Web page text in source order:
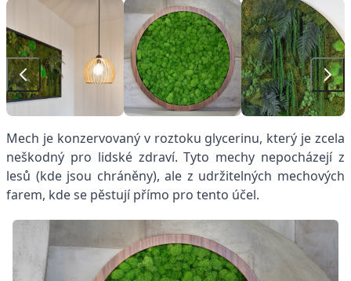
Mech je konzervovaný v roztoku glycerinu, který je zcela
neškodný pro lidské zdraví. Tyto mechy nepocházejí z
lesů (kde jsou chráněny), ale z udržitelných mechových
farem, kde se pěstují přímo pro tento účel.